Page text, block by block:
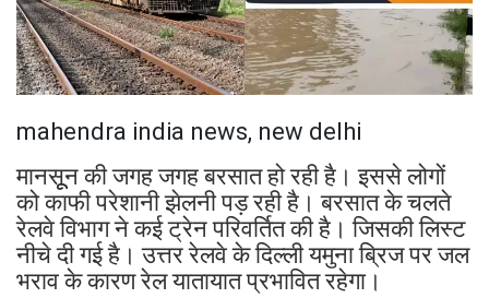
mahendra india news, new delhi
मानसूून की जगह जगह बरसात हो रही है। इससे लोगों
को काफी परेशानी झेलनी पड़ रही है। बरसात के चलते
रेलवे विभाग ने कई ट्रेन परिवर्तित की है। जिसकी लिस्ट
नीचे दी गई है। उत्तर रेलवे के दिल्ली यमुना ब्रिज पर जल
भराव के कारण रेल यातायात प्रभावित रहेगा।